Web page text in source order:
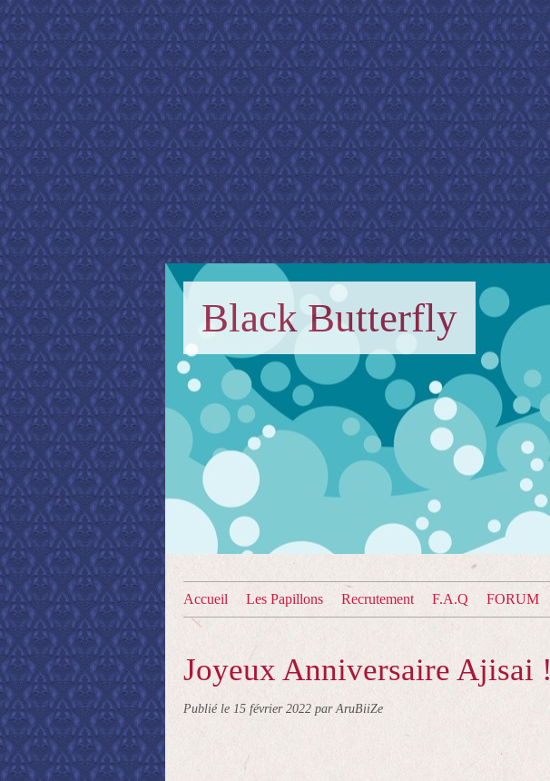
Black Butterfly
Accueil Les Papillons Recrutement F.A.Q FORUM
Joyeux Anniversaire Ajisai !
Publié le 15 février 2022 par AruBiiZe